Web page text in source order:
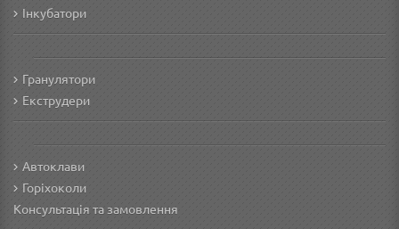
Інкубатори
Гранулятори
Екструдери
Автоклави
Горіхоколи
Консультація та замовлення